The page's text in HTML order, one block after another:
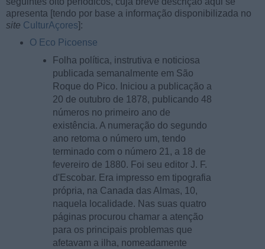
apresenta [tendo por base a informação disponibilizada no
site CulturAçores]:
O Eco Picoense
Folha política, instrutiva e noticiosa
publicada semanalmente em São
Roque do Pico. Iniciou a publicação a
20 de outubro de 1878, publicando 48
números no primeiro ano de
existência. A numeração do segundo
ano retoma o número um, tendo
terminado com o número 21, a 18 de
fevereiro de 1880. Foi seu editor J. F.
d'Escobar. Era impresso em tipografia
própria, na Canada das Almas, 10,
naquela localidade. Nas suas quatro
páginas procurou chamar a atenção
para os principais problemas que
afetavam a ilha, nomeadamente